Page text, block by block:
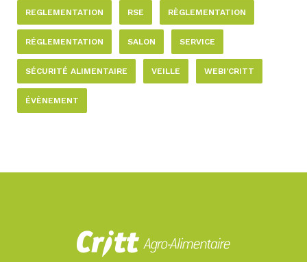
REGLEMENTATION RSE RÈGLEMENTATION
RÉGLEMENTATION SALON SERVICE
SÉCURITÉ ALIMENTAIRE VEILLE WEBI'CRITT
ÉVÈNEMENT